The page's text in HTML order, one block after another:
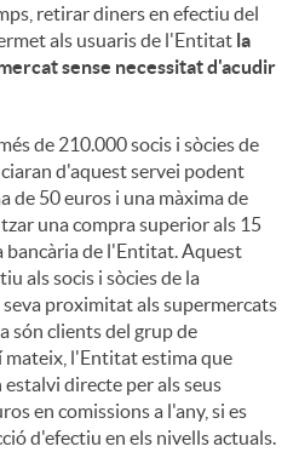
retirar diners en efectiu del
als usuaris de l'Entitat la
sense necessitat d'acudir
de 210.000 socis i sòcies de
d'aquest servei podent
50 euros i una màxima de
una compra superior als 15
bancària de l'Entitat. Aquest
als socis i sòcies de la
proximitat als supermercats
són clients del grup de
l'Entitat estima que
directe per als seus
en comissions a l'any, si es
d'efectiu en els nivells actuals.